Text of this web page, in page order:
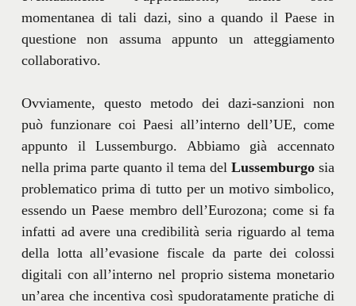
momentanea di tali dazi, sino a quando il Paese in
questione non assuma appunto un atteggiamento
collaborativo.
Ovviamente, questo metodo dei dazi-sanzioni non
può funzionare coi Paesi all’interno dell’UE, come
appunto il Lussemburgo. Abbiamo già accennato
nella prima parte quanto il tema delLussemburgo sia
problematico prima di tutto per un motivo simbolico,
essendo un Paese membro dell’Eurozona; come si fa
infatti ad avere una credibilità seria riguardo al tema
della lotta all’evasione fiscale da parte dei colossi
digitali con all’interno nel proprio sistema monetario
un’area che incentiva così spudoratamente pratiche di